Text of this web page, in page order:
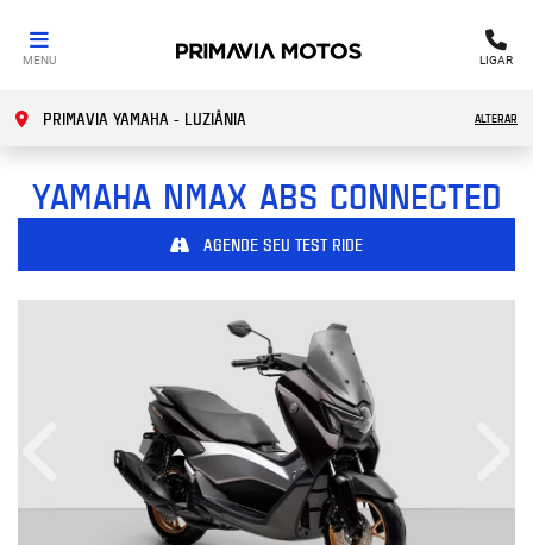
MENU LIGAR
PRIMAVIA YAMAHA - LUZIÂNIA ALTERAR
YAMAHANMAX ABS CONNECTED
AGENDE SEU TEST RIDE